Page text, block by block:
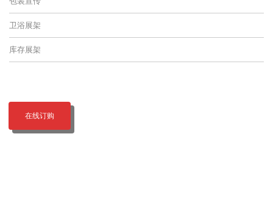
卫浴展架
库存展架
在线订购